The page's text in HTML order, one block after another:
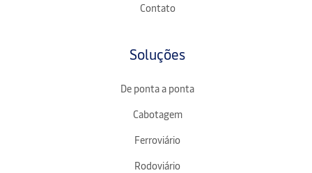
Contato
Soluções
De ponta a ponta
Cabotagem
Ferroviário
Rodoviário